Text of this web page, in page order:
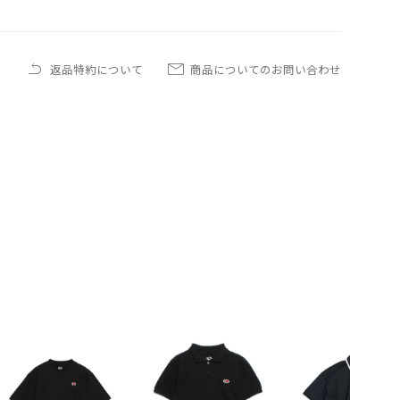
返品特約について 商品についてのお問い合わせ